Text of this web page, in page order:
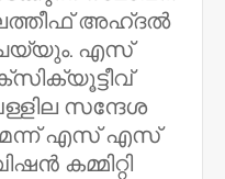
അഹ്ദല്‍
എസ്
സന്ദേശ
എസ് എസ്
കമ്മിറ്റി